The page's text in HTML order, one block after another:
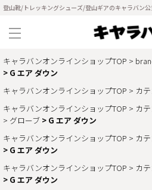
登山靴/トレッキングシューズ/登山ギアのキャラバン
キャラバンオンラインショップTOP
G エア ダウン
キャラバンオンラインショップTOP
カ
キャラバンオンラインショップTOP
カ
グローブ
G エア ダウン
キャラバンオンラインショップTOP
カ
G エア ダウン
キャラバンオンラインショップTOP
カ
G エア ダウン